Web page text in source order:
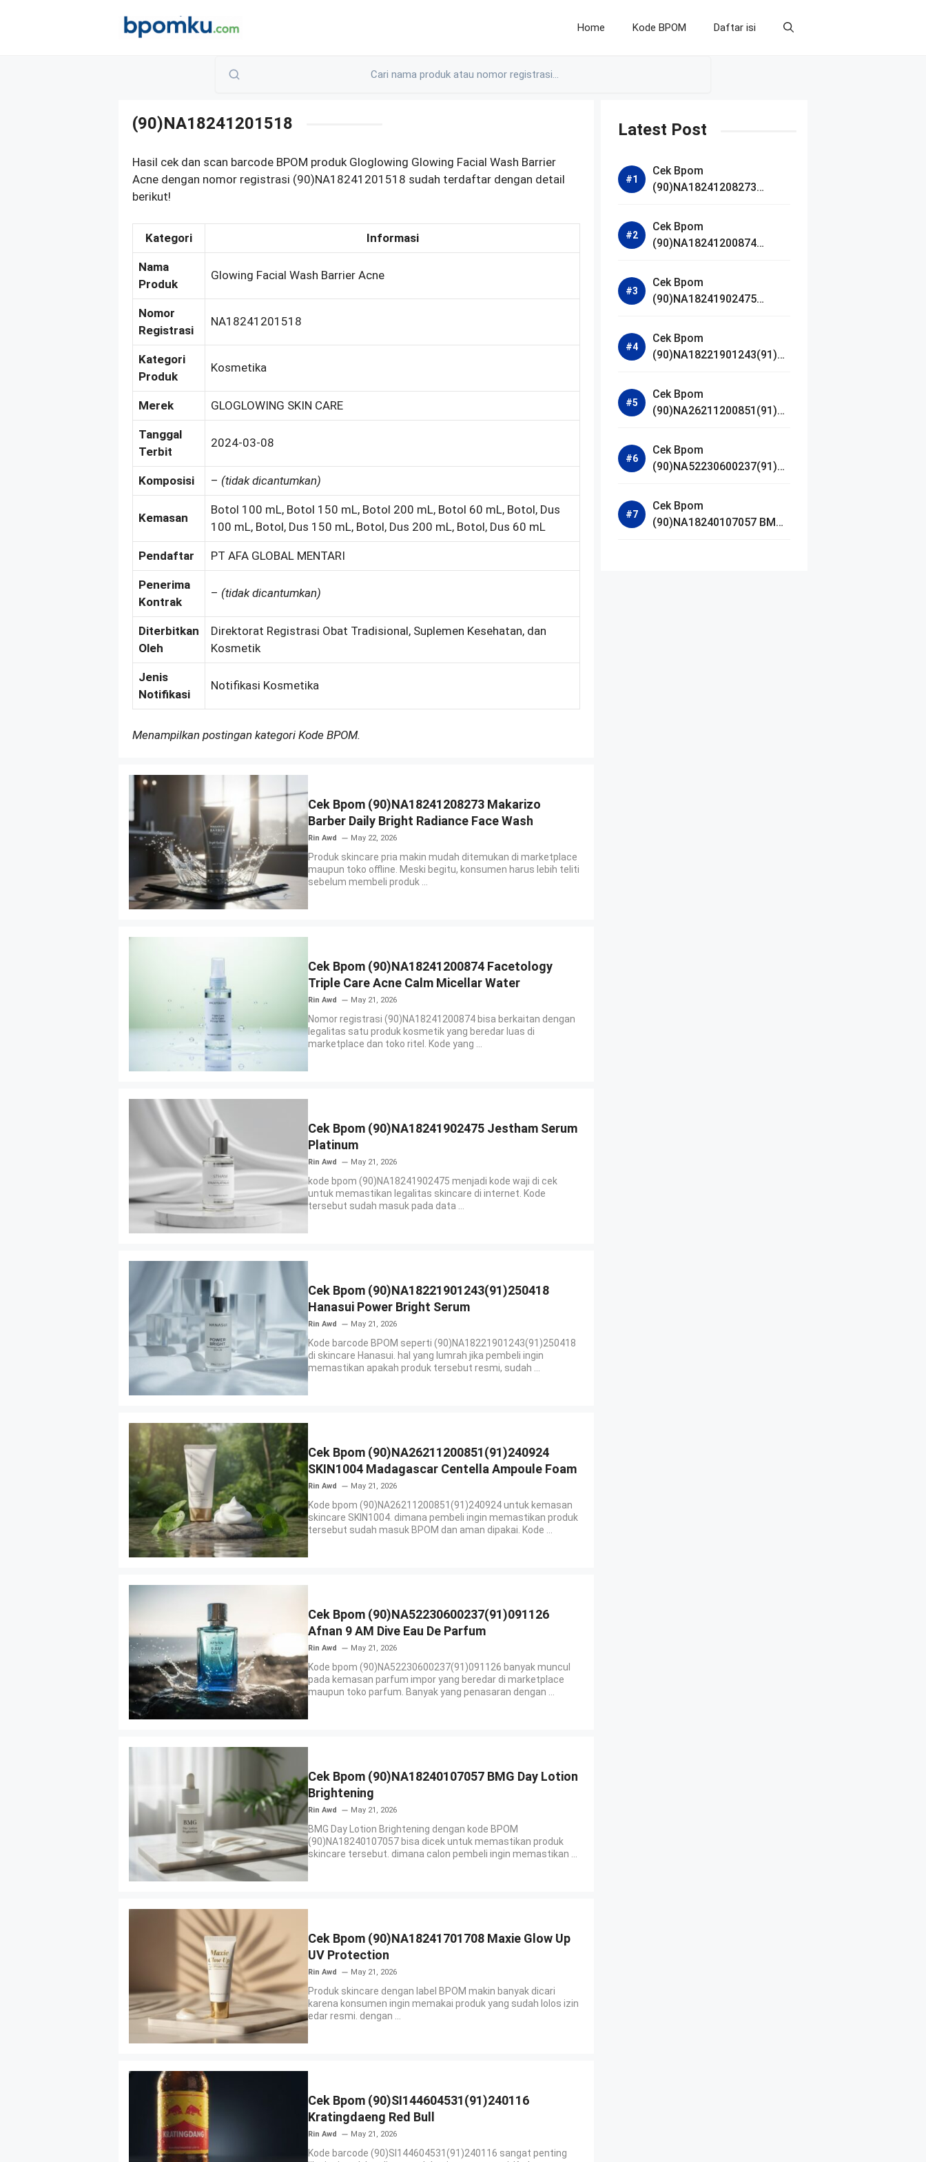
Home Kode BPOM Daftar isi
(90)NA18241201518
Hasil cek dan scan barcode BPOM produk Gloglowing Glowing Facial Wash Barrier
Acne dengan nomor registrasi (90)NA18241201518 sudah terdaftar dengan detail
berikut!
Kategori Informasi
Nama
Produk
Glowing Facial Wash Barrier Acne
Nomor
Registrasi
NA18241201518
Kategori
Produk
Kosmetika
Merek GLOGLOWING SKIN CARE
Tanggal
Terbit
2024-03-08
Komposisi – (tidak dicantumkan)
Kemasan
Botol 100 mL, Botol 150 mL, Botol 200 mL, Botol 60 mL, Botol, Dus
100 mL, Botol, Dus 150 mL, Botol, Dus 200 mL, Botol, Dus 60 mL
Pendaftar PT AFA GLOBAL MENTARI
Penerima
Kontrak
– (tidak dicantumkan)
Diterbitkan
Oleh
Direktorat Registrasi Obat Tradisional, Suplemen Kesehatan, dan
Kosmetik
Jenis
Notifikasi
Notifikasi Kosmetika
Menampilkan postingan kategori Kode BPOM.
Cek Bpom (90)NA18241208273 Makarizo
Barber Daily Bright Radiance Face Wash
Rin Awd May 22, 2026
Produk skincare pria makin mudah ditemukan di marketplace
maupun toko offline. Meski begitu, konsumen harus lebih teliti
sebelum membeli produk ...
Cek Bpom (90)NA18241200874 Facetology
Triple Care Acne Calm Micellar Water
Rin Awd May 21, 2026
Nomor registrasi (90)NA18241200874 bisa berkaitan dengan
legalitas satu produk kosmetik yang beredar luas di
marketplace dan toko ritel. Kode yang ...
Cek Bpom (90)NA18241902475 Jestham Serum
Platinum
Rin Awd May 21, 2026
kode bpom (90)NA18241902475 menjadi kode waji di cek
untuk memastikan legalitas skincare di internet. Kode
tersebut sudah masuk pada data ...
Cek Bpom (90)NA18221901243(91)250418
Hanasui Power Bright Serum
Rin Awd May 21, 2026
Kode barcode BPOM seperti (90)NA18221901243(91)250418
di skincare Hanasui. hal yang lumrah jika pembeli ingin
memastikan apakah produk tersebut resmi, sudah ...
Cek Bpom (90)NA26211200851(91)240924
SKIN1004 Madagascar Centella Ampoule Foam
Rin Awd May 21, 2026
Kode bpom (90)NA26211200851(91)240924 untuk kemasan
skincare SKIN1004. dimana pembeli ingin memastikan produk
tersebut sudah masuk BPOM dan aman dipakai. Kode ...
Cek Bpom (90)NA52230600237(91)091126
Afnan 9 AM Dive Eau De Parfum
Rin Awd May 21, 2026
Kode bpom (90)NA52230600237(91)091126 banyak muncul
pada kemasan parfum impor yang beredar di marketplace
maupun toko parfum. Banyak yang penasaran dengan ...
Cek Bpom (90)NA18240107057 BMG Day Lotion
Brightening
Rin Awd May 21, 2026
BMG Day Lotion Brightening dengan kode BPOM
(90)NA18240107057 bisa dicek untuk memastikan produk
skincare tersebut. dimana calon pembeli ingin memastikan ...
Cek Bpom (90)NA18241701708 Maxie Glow Up
UV Protection
Rin Awd May 21, 2026
Produk skincare dengan label BPOM makin banyak dicari
karena konsumen ingin memakai produk yang sudah lolos izin
edar resmi. dengan ...
Cek Bpom (90)SI144604531(91)240116
Kratingdaeng Red Bull
Rin Awd May 21, 2026
Kode barcode (90)SI144604531(91)240116 sangat penting
Latest Post
Cek Bpom
(90)NA18241208273
Bright Radiance Face
Wash
Cek Bpom
(90)NA18241200874
Acne Calm Micellar Water
Cek Bpom
(90)NA18241902475
Cek Bpom
(90)NA18221901243(91)25
Serum
Cek Bpom
(90)NA26211200851(91)24
Madagascar Centella
Ampoule Foam
Cek Bpom
(90)NA52230600237(91)09
De Parfum
Cek Bpom
(90)NA18240107057 BMG